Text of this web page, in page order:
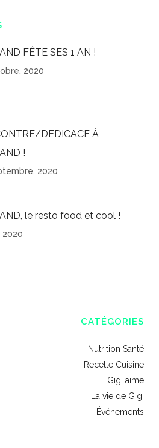
FÊTE SES 1 AN !
2020
DEDICACE À
!
2020
le resto food et cool !
2020
CATÉGORIES
Nutrition Santé
Recette Cuisine
Gigi aime
La vie de Gigi
Événements